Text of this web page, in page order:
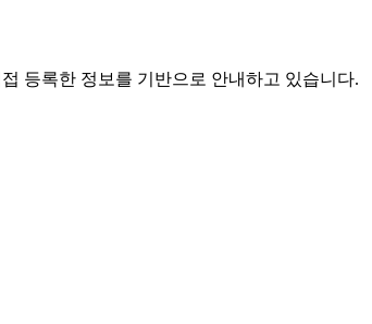
등록한 정보를 기반으로 안내하고 있습니다.